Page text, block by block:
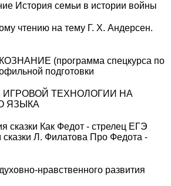
История семьи в истории войны
чтению на тему Г. Х. Андерсен.
(программа спецкурса по
подготовки
ТЕХНОЛОГИИ НА
ЯЗЫКА
сказки Как Федот - стрелец ЕГЭ
Л. Филатова Про Федота -
нравственного развития